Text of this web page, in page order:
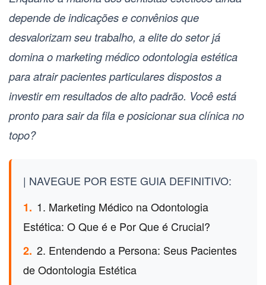
depende de indicações e convênios que
desvalorizam seu trabalho, a elite do setor já
domina omarketing médico odontologia estética
para atrair pacientes particulares dispostos a
investir em resultados de alto padrão. Você está
pronto para sair da fila e posicionar sua clínica no
topo?
| NAVEGUE POR ESTE GUIA DEFINITIVO:
1. 1. Marketing Médico na Odontologia
Estética: O Que é e Por Que é Crucial?
2. 2. Entendendo a Persona: Seus Pacientes
de Odontologia Estética